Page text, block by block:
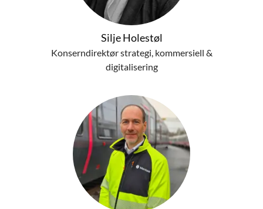
Silje Holestøl
Konserndirektør strategi, kommersiell &
digitalisering